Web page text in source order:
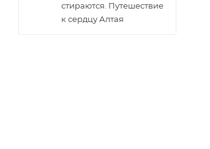
стираются. Путешествие
к сердцу Алтая